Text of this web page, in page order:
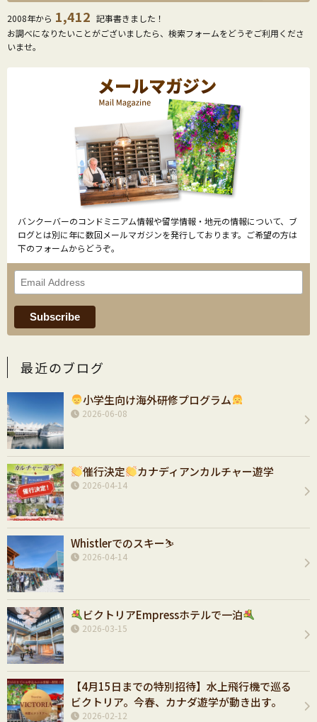
2008年から 1,412 記事書きました！
お調べになりたいことがございましたら、検索フォームをどうぞご利用くださ
いませ。
バンクーバーのコンドミニアム情報や留学情報・地元の情報について、ブ
ログとは別に年に数回メールマガジンを発行しております。ご希望の方は
下のフォームからどうぞ。
最近のブログ
小学生向け海外研修プログラム
2026-06-08
催行決定 カナディアンカルチャー遊学
2026-04-14
Whistlerでのスキー⛷️
2026-04-14
ビクトリアEmpressホテルで一泊
2026-03-15
【4月15日までの特別招待】水上飛行機で巡る
ビクトリア。今春、カナダ遊学が動き出す。
2026-02-12